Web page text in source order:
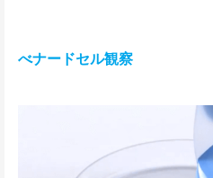
べナードセル観察